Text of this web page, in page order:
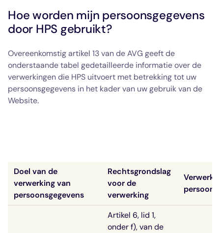
Hoe worden mijn persoonsgegevens
door HPS gebruikt?
Overeenkomstig artikel 13 van de AVG geeft de
onderstaande tabel gedetailleerde informatie over de
verwerkingen die HPS uitvoert met betrekking tot uw
persoonsgegevens in het kader van uw gebruik van de
Website.
Doel van de
verwerking van
persoonsgegevens
Rechtsgrondslag
voor de
verwerking
Artikel 6, lid 1,
onder f), van de